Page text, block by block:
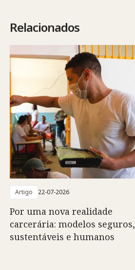
Relacionados
Artigo 22-07-2026
Por uma nova realidade
carcerária: modelos seguros,
sustentáveis e humanos